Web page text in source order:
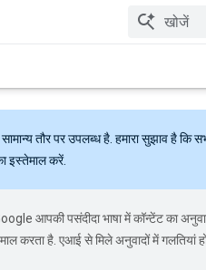
तौर पर उपलब्ध है. हमारा सुझाव है
इस्तेमाल करें.
आपकी पसंदीदा भाषा में कॉन्टेंट का
करता है. एआई से मिले अनुवादों में गलतियां